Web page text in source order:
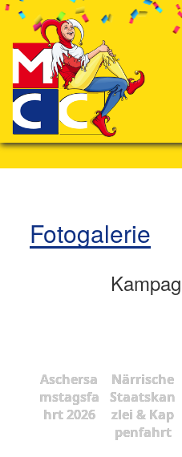
Fotogalerie
Aschersa
mstagsfa
hrt 2026
Närrische
Staatskan
zlei & Kap
penfahrt